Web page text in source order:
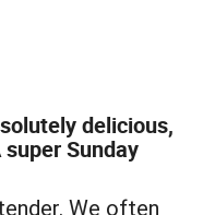
delicious,
Sunday
We often